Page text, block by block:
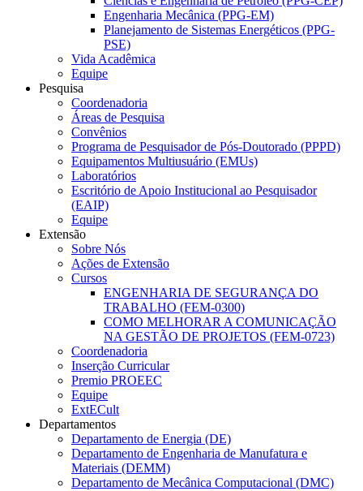
Engenharia Mecânica (PPG-EM)
Planejamento de Sistemas Energéticos (PPG-
PSE)
Vida Acadêmica
Equipe
Pesquisa
Coordenadoria
Áreas de Pesquisa
Convênios
Programa de Pesquisador de Pós-Doutorado (PPPD)
Equipamentos Multiusuário (EMUs)
Laboratórios
Escritório de Apoio Institucional ao Pesquisador
(EAIP)
Equipe
Extensão
Sobre Nós
Ações de Extensão
Cursos
ENGENHARIA DE SEGURANÇA DO
TRABALHO (FEM-0300)
COMO MELHORAR A COMUNICAÇÃO
NA GESTÃO DE PROJETOS (FEM-0723)
Coordenadoria
Inserção Curricular
Premio PROEEC
Equipe
ExtECult
Departamentos
Departamento de Energia (DE)
Departamento de Engenharia de Manufatura e
Materiais (DEMM)
Departamento de Mecânica Computacional (DMC)